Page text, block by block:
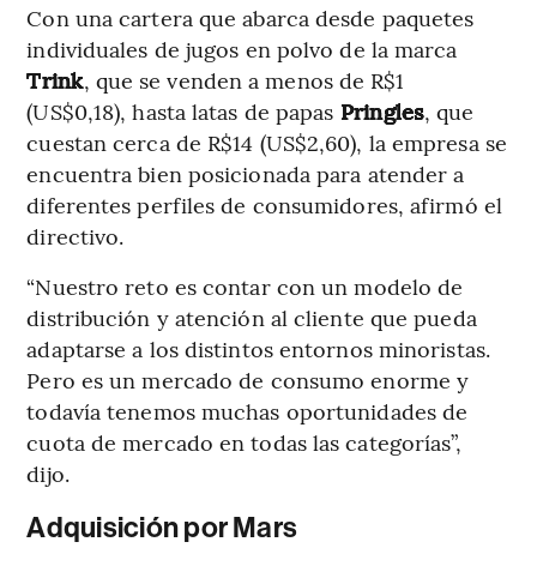
Con una cartera que abarca desde paquetes
individuales de jugos en polvo de la marca
Trink, que se venden a menos de R$1
(US$0,18), hasta latas de papas Pringles, que
cuestan cerca de R$14 (US$2,60), la empresa se
encuentra bien posicionada para atender a
diferentes perfiles de consumidores, afirmó el
directivo.
“Nuestro reto es contar con un modelo de
distribución y atención al cliente que pueda
adaptarse a los distintos entornos minoristas.
Pero es un mercado de consumo enorme y
todavía tenemos muchas oportunidades de
cuota de mercado en todas las categorías”,
dijo.
Adquisición por Mars